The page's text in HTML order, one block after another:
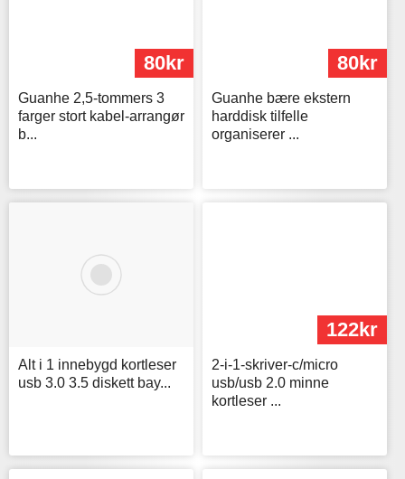
80kr
Guanhe 2,5-tommers 3
farger stort kabel-arrangør
b...
80kr
Guanhe bære ekstern
harddisk tilfelle
organiserer ...
Alt i 1 innebygd kortleser
usb 3.0 3.5 diskett bay...
122kr
2-i-1-skriver-c/micro
usb/usb 2.0 minne
kortleser ...